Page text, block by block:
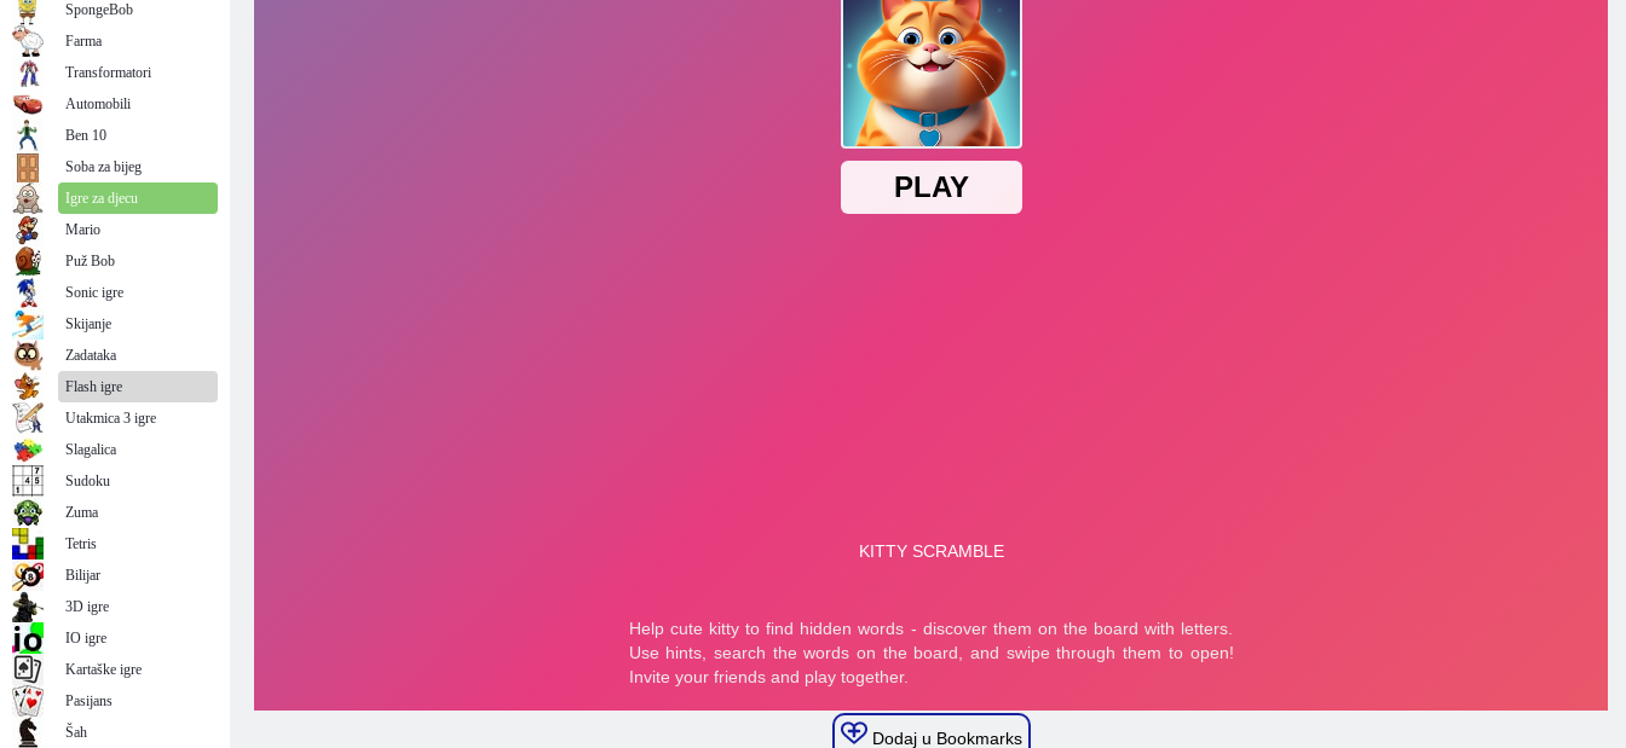
Dodaj u Bookmarks
SpongeBob
Farma
Transformatori
Automobili
Ben 10
Soba za bijeg
Igre za djecu
Mario
Puž Bob
Sonic igre
Skijanje
Zadataka
Flash igre
Utakmica 3 igre
Slagalica
Sudoku
Zuma
Tetris
Bilijar
3D igre
IO igre
Kartaške igre
Pasijans
Šah